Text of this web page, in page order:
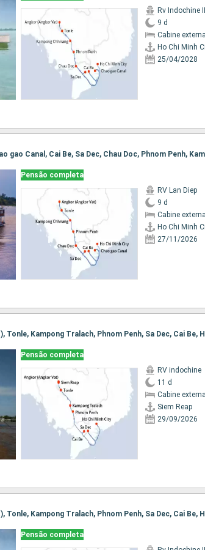
Rv Indochine II
9 d
Cabine externa
Ho Chi Minh
25/04/2028
Pensão completa
RV Lan Diep
9 d
Cabine externa
Ho Chi Minh
27/11/2026
Pensão completa
RV indochine
11 d
Cabine externa
Siem Reap
29/09/2026
Pensão completa